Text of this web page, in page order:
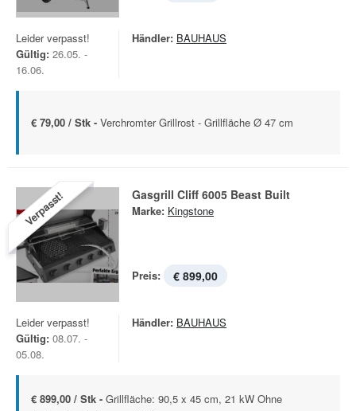
Leider verpasst!
Gültig: 26.05. -
16.06.
Händler: BAUHAUS
€ 79,00 / Stk - Verchromter Grillrost - Grillfläche Ø 47 cm
Verpasst! Gasgrill Cliff 6005 Beast Built
Marke: Kingstone
Preis: € 899,00
Leider verpasst!
Gültig: 08.07. -
05.08.
Händler: BAUHAUS
€ 899,00 / Stk - Grillfläche: 90,5 x 45 cm, 21 kW Ohne